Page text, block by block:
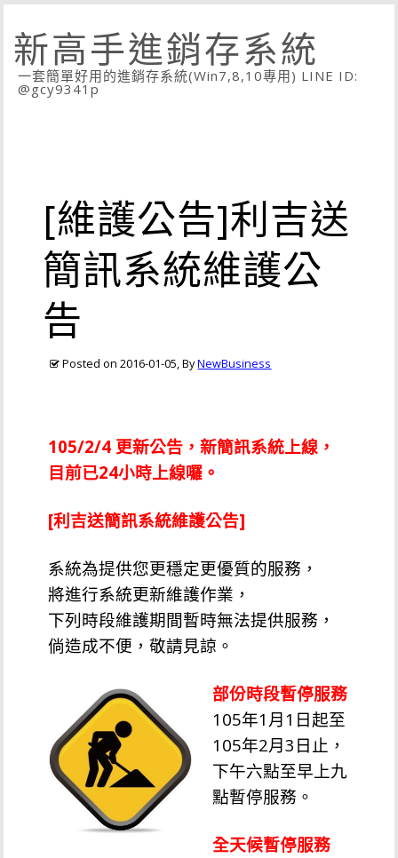
新高手進銷存系統
一套簡單好用的進銷存系統(Win7,8,10專用) LINE ID:
@gcy9341p
[維護公告]利吉送
簡訊系統維護公
告
Posted on 2016-01-05, ByNewBusiness
105/2/4 更新公告，新簡訊系統上線，
目前已24小時上線囉。
[利吉送簡訊系統維護公告]
系統為提供您更穩定更優質的服務，
將進行系統更新維護作業，
下列時段維護期間暫時無法提供服務，
倘造成不便，敬請見諒。
部份時段暫停服務
105年1月1日起至
105年2月3日止，
下午六點至早上九
點暫停服務。
全天候暫停服務